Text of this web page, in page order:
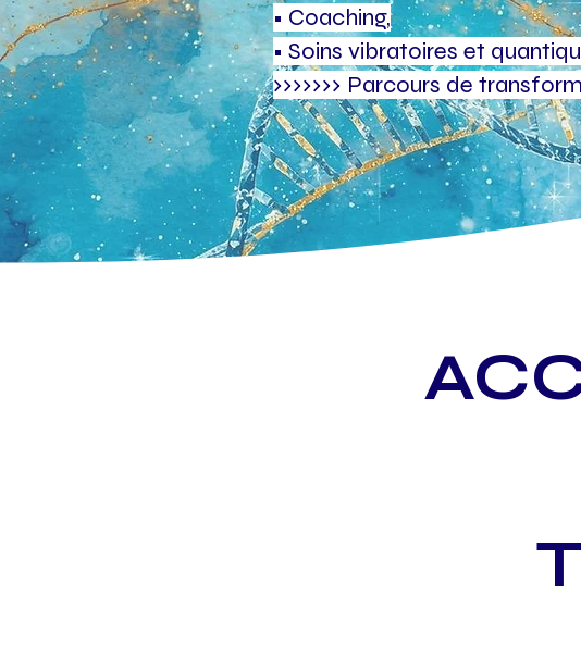
• Coaching,
• Soins vibratoires et
››››››› Parcours de